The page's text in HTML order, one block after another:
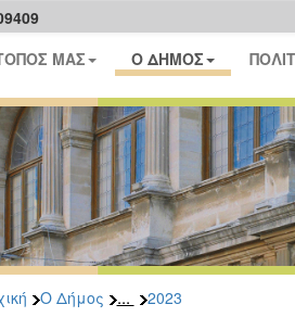
ΜΑΣ Ο ΔΗΜΟΣ
Ο Δήμος ... 2023